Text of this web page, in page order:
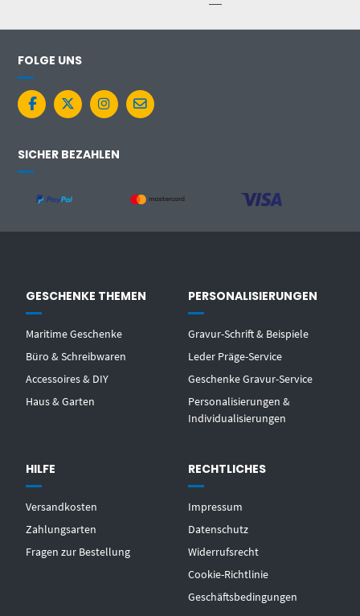
FOLGE UNS
SICHER BEZAHLEN
GESCHENKE THEMEN
Maritime Geschenke
Büro & Schreibwaren
Accessoires & DIY
Haus & Garten
PERSONALISIERUNGEN
Gravur-Schrift & Beispiele
Leder Präge-Service
Geschenke Gravur-Service
Personalisierungen &
Individualisierungen
HILFE
Versandkosten
Zahlungsarten
Fragen zur Bestellung
RECHTLICHES
Impressum
Datenschutz
Widerrufsrecht
Cookie-Richtlinie
Geschäftsbedingungen